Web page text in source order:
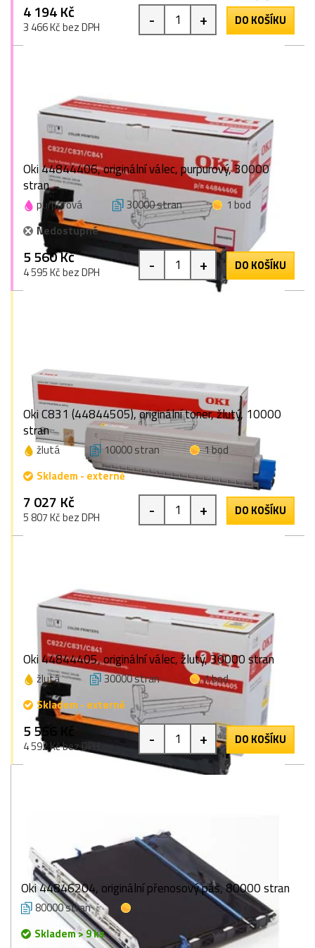
4 194 Kč
3 466 Kč bez DPH - + DO KOŠÍKU
Oki 44844406, originální válec, purpurový, 30000
stran
purpurová 30000 stran
1 bod
Nedostupné
5 560 Kč
4 595 Kč bez DPH - + DO KOŠÍKU
Oki C831 (44844505), originální toner, žlutý, 10000
stran
žlutá 10000 stran
1 bod
Skladem - externě
7 027 Kč
5 807 Kč bez DPH - + DO KOŠÍKU
Oki 44844405, originální válec, žlutý, 30000 stran
žlutá 30000 stran
1 bod
Skladem - externě
5 556 Kč
4 592 Kč bez DPH - + DO KOŠÍKU
Oki 44846204, originální přenosový pás, 80000 stran
80000 stran
Skladem > 9 ks